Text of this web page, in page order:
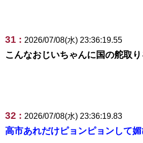
31 : 2026/07/08(水) 23:36:19.55
こんなおじいちゃんに国の舵取
32 : 2026/07/08(水) 23:36:19.83
高市あれだけピョンピョンして